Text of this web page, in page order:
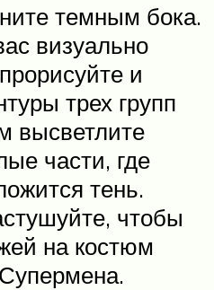
темным бока.
визуально
и
трех групп
высветлите
части, где
тень.
чтобы
на костюм